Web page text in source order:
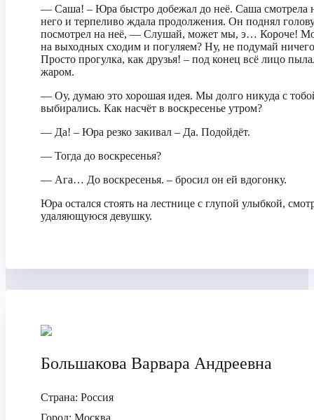
— Саша! – Юра быстро добежал до неё. Саша смотрела
него и терпеливо ждала продолжения. Он поднял
посмотрел на неё, — Слушай, может мы, э… Короче!
на выходных сходим и погуляем? Ну, не подумай
Просто прогулка, как друзья! – под конец всё лицо
жаром.
— Оу, думаю это хорошая идея. Мы долго никуда с
выбирались. Как насчёт в воскресенье утром?
— Да! – Юра резко закивал – Да. Подойдёт.
— Тогда до воскресенья?
— Ага… До воскресенья. – бросил он ей вдогонку.
Юра остался стоять на лестнице с глупой улыбкой,
удаляющуюся девушку.
Большакова Варвара Андреевна
Страна: Россия
Город: Москва